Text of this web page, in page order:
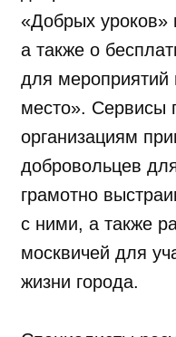
«Добрых уроков»
а также о
для мероприятий
место». Сервисы
организациям
добровольцев
грамотно
с ними, а также
москвичей для
жизни города.